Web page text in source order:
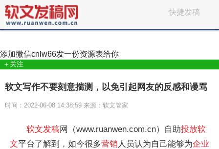
快捷发稿
添加微信cnlw66发一份资源表给你
＋关注
软文写作不要刻意揣测，以免引起网友的反感和谩骂
时间：2022-06-08 14:38:59 来源：软文管家
软文发稿网（www.ruanwen.com.cn）自助投放软
文平台了解到，如今很多营销 人员认为自己能够为企业